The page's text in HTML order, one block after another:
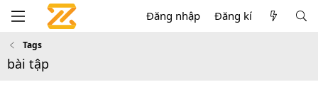
Đăng nhập Đăng kí
Tags
bài tập